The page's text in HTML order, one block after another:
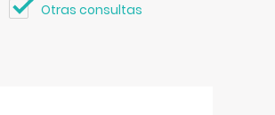
Otras consultas